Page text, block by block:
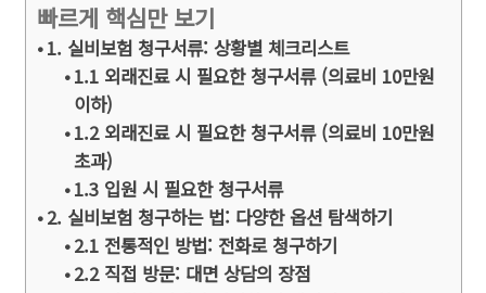
빠르게 핵심만 보기
1. 실비보험 청구서류: 상황별 체크리스트
1.1 외래진료 시 필요한 청구서류 (의료비 10만원
이하)
1.2 외래진료 시 필요한 청구서류 (의료비 10만원
초과)
1.3 입원 시 필요한 청구서류
2. 실비보험 청구하는 법: 다양한 옵션 탐색하기
2.1 전통적인 방법: 전화로 청구하기
2.2 직접 방문: 대면 상담의 장점